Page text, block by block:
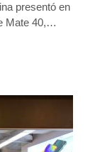
presentó en
Mate 40,…